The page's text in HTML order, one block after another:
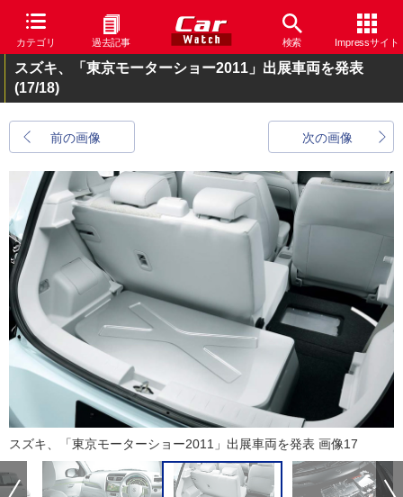
カテゴリ 過去記事 検索 Impressサイト
スズキ、「東京モーターショー2011」出展車両を発表
(17/18)
前の画像 次の画像
スズキ、「東京モーターショー2011」出展車両を発表 画像17